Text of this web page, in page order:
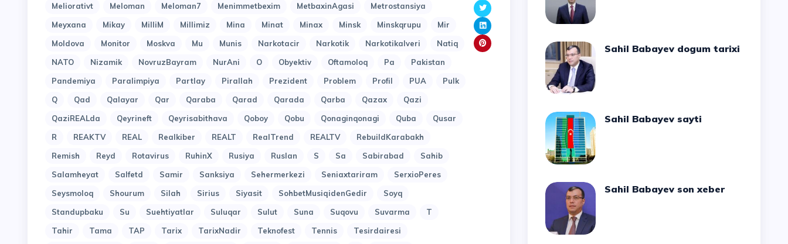
Meliorativt
Meloman Meloman7 Menimmetbexim MetbaxinAgasi
Metrostansiya
Meyxana
Mikay MilliM Millimiz Mina Minat Minax Minsk Minskqrupu
Mir
Moldova
Monitor Moskva Mu Munis Narkotacir Narkotik Narkotikalveri
Natiq
NATO
Nizamik NovruzBayram NurAni O Obyektiv Oftamoloq Pa
Pakistan
Pandemiya
Paralimpiya Partlay Pirallah Prezident Problem Profil PUA
Pulk
Q
Qad Qalayar Qar Qaraba Qarad Qarada Qarba Qazax
Qazi
QaziREALda
Qeyrineft Qeyrisabithava Qoboy Qobu Qonaginqonagi Quba
Qusar
R
REAKTV REAL Realkiber REALT RealTrend REALTV
RebuildKarabakh
Remish
Reyd Rotavirus RuhinX Rusiya Ruslan S Sa Sabirabad
Sahib
Salamheyat
Salfetd Samir Sanksiya Sehermerkezi Seniaxtariram
SerxioPeres
Seysmoloq
Shourum Silah Sirius Siyasit SohbetMusiqidenGedir
Soyq
Standupbaku
Su Suehtiyatlar Suluqar Sulut Suna Suqovu Suvarma
T
Tahir
Tama TAP Tarix TarixNadir Teknofest Tennis
Tesirdairesi
Sahil Babayev dogum tarixi
Sahil Babayev sayti
Sahil Babayev son xeber